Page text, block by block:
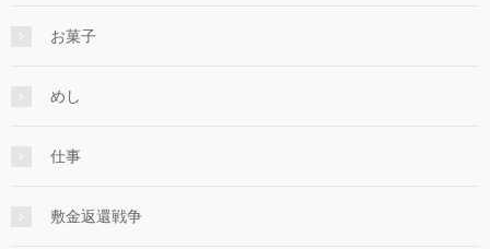
お菓子
めし
仕事
敷金返還戦争